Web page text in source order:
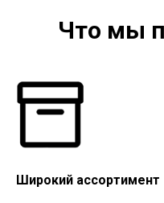
Что мы
Широкий ассортимент